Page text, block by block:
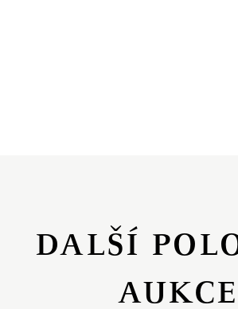
DALŠÍ
AUKCE